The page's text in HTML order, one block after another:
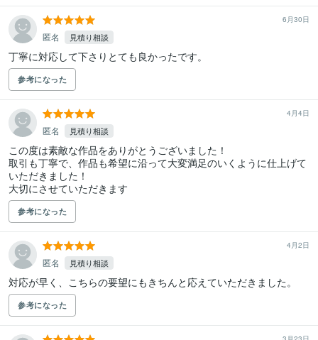
6月30日
匿名 見積り相談
丁寧に対応して下さりとても良かったです。
参考になった
4月4日
匿名 見積り相談
この度は素敵な作品をありがとうございました！
取引も丁寧で、作品も希望に沿って大変満足のいくように仕上げて
いただきました！
大切にさせていただきます
参考になった
4月2日
匿名 見積り相談
対応が早く、こちらの要望にもきちんと応えていただきました。
参考になった